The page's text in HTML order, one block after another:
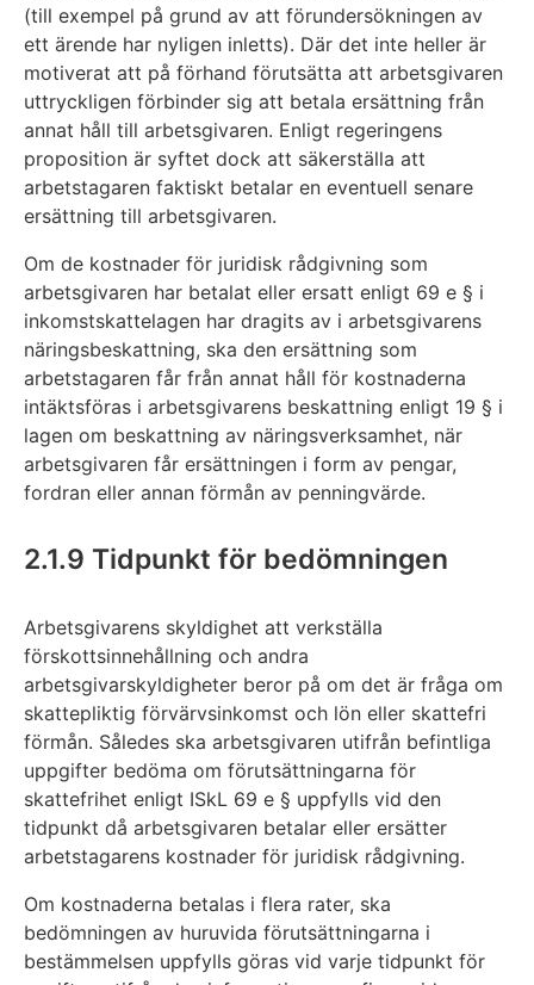
(till exempel på grund av att förundersökningen av
ett ärende har nyligen inletts). Där det inte heller är
motiverat att på förhand förutsätta att arbetsgivaren
uttryckligen förbinder sig att betala ersättning från
annat håll till arbetsgivaren. Enligt regeringens
proposition är syftet dock att säkerställa att
arbetstagaren faktiskt betalar en eventuell senare
ersättning till arbetsgivaren.
Om de kostnader för juridisk rådgivning som
arbetsgivaren har betalat eller ersatt enligt 69 e § i
inkomstskattelagen har dragits av i arbetsgivarens
näringsbeskattning, ska den ersättning som
arbetstagaren får från annat håll för kostnaderna
intäktsföras i arbetsgivarens beskattning enligt 19 § i
lagen om beskattning av näringsverksamhet, när
arbetsgivaren får ersättningen i form av pengar,
fordran eller annan förmån av penningvärde.
2.1.9 Tidpunkt för bedömningen
Arbetsgivarens skyldighet att verkställa
förskottsinnehållning och andra
arbetsgivarskyldigheter beror på om det är fråga om
skattepliktig förvärvsinkomst och lön eller skattefri
förmån. Således ska arbetsgivaren utifrån befintliga
uppgifter bedöma om förutsättningarna för
skattefrihet enligt ISkL 69 e § uppfylls vid den
tidpunkt då arbetsgivaren betalar eller ersätter
arbetstagarens kostnader för juridisk rådgivning.
Om kostnaderna betalas i flera rater, ska
bedömningen av huruvida förutsättningarna i
bestämmelsen uppfylls göras vid varje tidpunkt för